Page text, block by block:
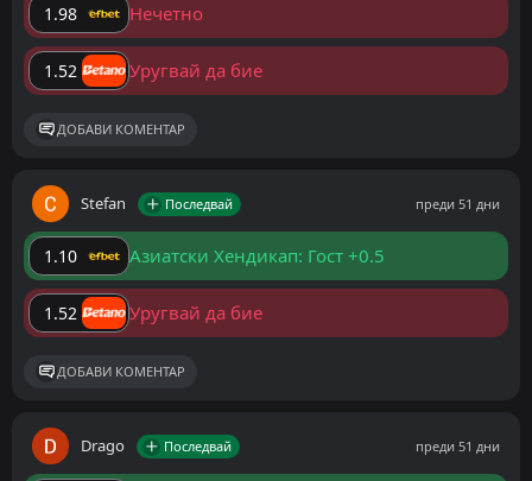
1.98 Нечетно
1.52 Уругвай да бие
ДОБАВИ КОМЕНТАР
Stefan Последвай преди 51 дни
1.10 Азиатски Хендикап: Гост +0.5
1.52 Уругвай да бие
ДОБАВИ КОМЕНТАР
Drago Последвай преди 51 дни